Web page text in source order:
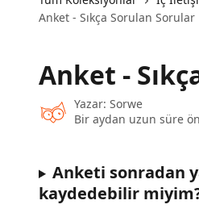
Anket - Sıkça Sorulan Sorular
Anket -
Yazar: Sorwe
Bir aydan uzun süre
Anketi sonradan
kaydedebilir